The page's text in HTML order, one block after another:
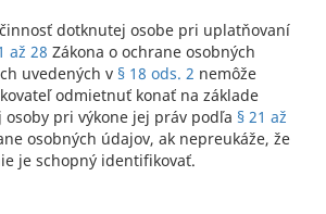
dotknutej osobe pri uplatňovaní
až 28 Zákona o ochrane osobných
uvedených v § 18 ods. 2 nemôže
odmietnuť konať na základe
pri výkone jej práv podľa § 21 až
osobných údajov, ak nepreukáže, že
je schopný identifikovať.